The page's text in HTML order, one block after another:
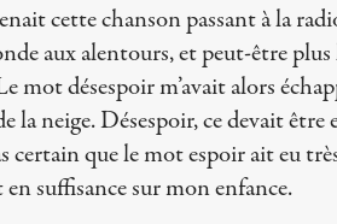
cette chanson passant à la
aux alentours, et peut-être
mot désespoir m’avait alors
la neige. Désespoir, ce devait
certain que le mot espoir ait eu
suffisance sur mon enfance.